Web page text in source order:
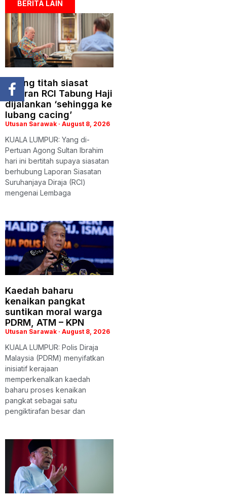
BERITA LAIN
Agong titah siasat
laporan RCI Tabung Haji
dijalankan ‘sehingga ke
lubang cacing’
Utusan Sarawak August 8, 2026
KUALA LUMPUR: Yang di-
Pertuan Agong Sultan Ibrahim
hari ini bertitah supaya siasatan
berhubung Laporan Siasatan
Suruhanjaya Diraja (RCI)
mengenai Lembaga
Kaedah baharu
kenaikan pangkat
suntikan moral warga
PDRM, ATM – KPN
Utusan Sarawak August 8, 2026
KUALA LUMPUR: Polis Diraja
Malaysia (PDRM) menyifatkan
inisiatif kerajaan
memperkenalkan kaedah
baharu proses kenaikan
pangkat sebagai satu
pengiktirafan besar dan